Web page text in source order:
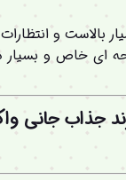
و
ای خاص و بسیار
جذاب جانی